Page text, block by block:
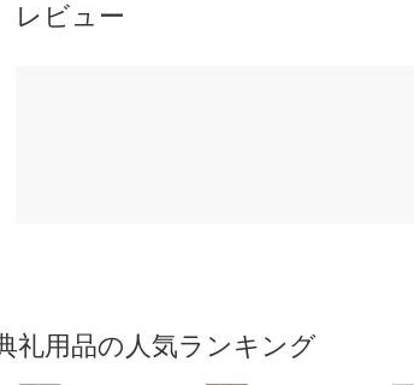
レビュー
礼用品の人気ランキング